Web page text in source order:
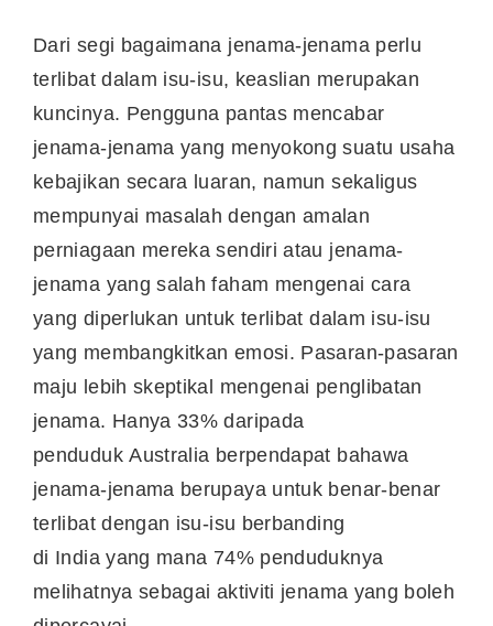
Dari segi bagaimana jenama-jenama perlu
terlibat dalam isu-isu, keaslian merupakan
kuncinya. Pengguna pantas mencabar
jenama-jenama yang menyokong suatu usaha
kebajikan secara luaran, namun sekaligus
mempunyai masalah dengan amalan
perniagaan mereka sendiri atau jenama-
jenama yang salah faham mengenai cara
yang diperlukan untuk terlibat dalam isu-isu
yang membangkitkan emosi. Pasaran-pasaran
maju lebih skeptikal mengenai penglibatan
jenama. Hanya 33% daripada
pendudukAustralia berpendapat bahawa
jenama-jenama berupaya untuk benar-benar
terlibat dengan isu-isu berbanding
di Indiayang mana 74% penduduknya
melihatnya sebagai aktiviti jenama yang boleh